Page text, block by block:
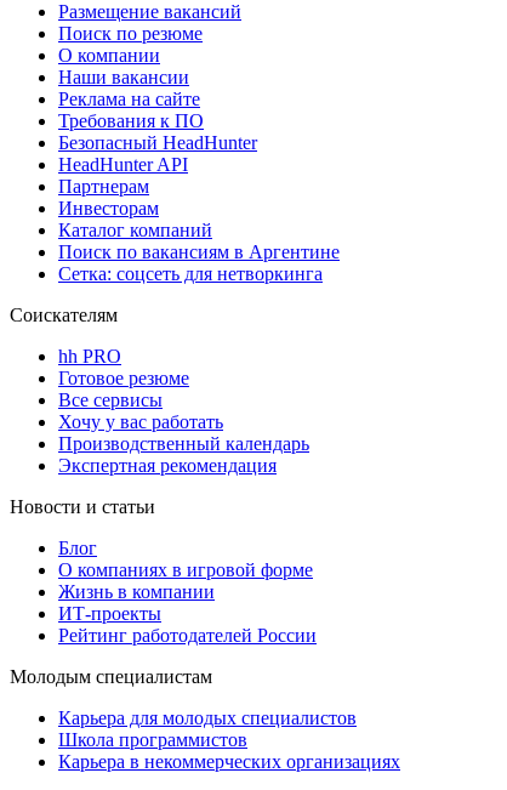
Размещение вакансий
Поиск по резюме
О компании
Наши вакансии
Реклама на сайте
Требования к ПО
Безопасный HeadHunter
HeadHunter API
Партнерам
Инвесторам
Каталог компаний
Поиск по вакансиям в Аргентине
Сетка: соцсеть для нетворкинга
Соискателям
hh PRO
Готовое резюме
Все сервисы
Хочу у вас работать
Производственный календарь
Экспертная рекомендация
Новости и статьи
Блог
О компаниях в игровой форме
Жизнь в компании
ИТ-проекты
Рейтинг работодателей России
Молодым специалистам
Карьера для молодых специалистов
Школа программистов
Карьера в некоммерческих организациях